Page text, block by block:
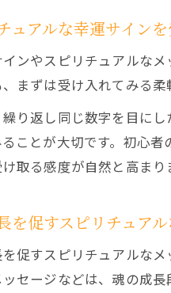
ュアルな幸運サイン
ンやスピリチュアルな
まずは受け入れてみる
り返し同じ数字を目に
ことが大切です。初心
取る感度が自然と高まり
を促すスピリチュア
促すスピリチュアルな
セージなどは、魂の成長